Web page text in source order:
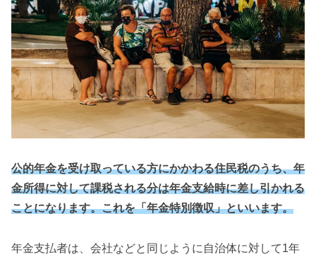
公的年金を受け取っている方にかかわる住民税のうち、年
金所得に対して課税される分は年金支給時に差し引かれる
ことになります。これを「年金特別徴収」といいます。
年金支払者は、会社などと同じように自治体に対して1年